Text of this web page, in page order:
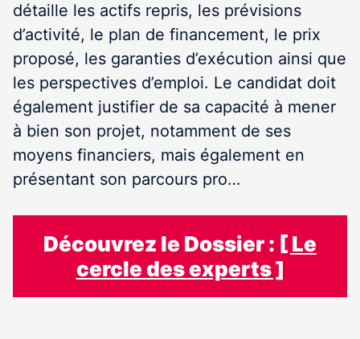
détaille les actifs repris, les prévisions
d’activité, le plan de financement, le prix
proposé, les garanties d’exécution ainsi que
les perspectives d’emploi. Le candidat doit
également justifier de sa capacité à mener
à bien son projet, notamment de ses
moyens financiers, mais également en
présentant son parcours pro…
Découvrez le Dossier : [ Le
cercle des experts ]